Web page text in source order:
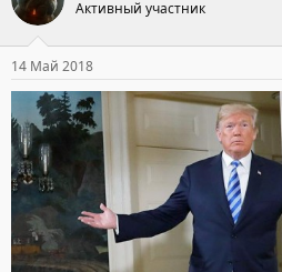
Активный участник
14 Май 2018